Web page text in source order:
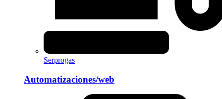
Serprogas
Automatizaciones/web